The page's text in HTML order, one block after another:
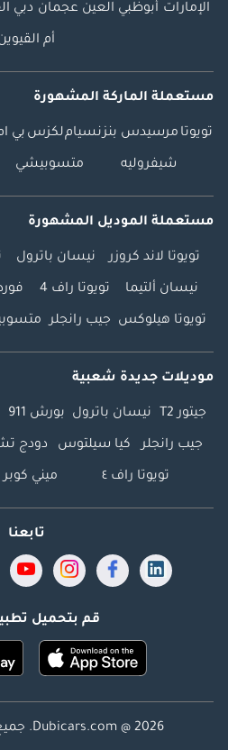
الإمارات أبوظبي العين عجمان دبي
أم
مستعملة الماركة المشهورة
تويوتا مرسيدس بنزنسياملكزس بي
شيفروليه متسوبيشي
مستعملة الموديل المشهورة
تويوتا لاند كروزر نيسان باترول
نيسان ألتيما تويوتا راف 4
تويوتا هيلوكس جيب رانجلر
موديلات جديدة شعبية
جيتور T2 نيسان باترول بورش 911
جيب رانجلر كيا سيلتوس دودج
تويوتا راف ٤ ميني كوبر
تابعنا
قم بتحميل
Dubicars.com @ 2026. جميع الحقوق محفوظة.